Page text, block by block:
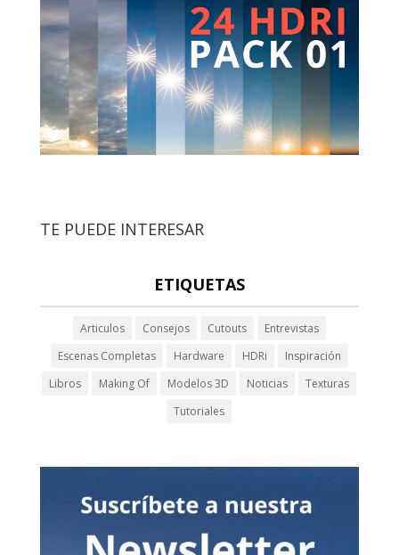
TE PUEDE INTERESAR
ETIQUETAS
Articulos Consejos Cutouts
Entrevistas
Escenas Completas
Hardware HDRi
Inspiración
Libros
Making Of Modelos 3D Noticias
Texturas
Tutoriales